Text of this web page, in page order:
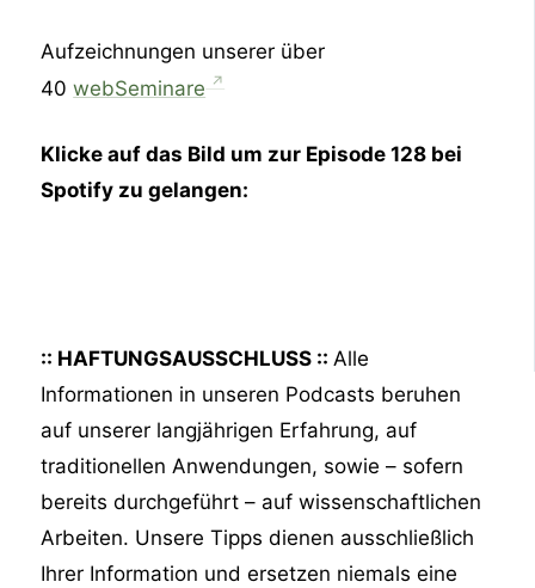
Aufzeichnungen unserer über
40webSeminare
Klicke auf das Bild um zur Episode 128 bei
Spotify zu gelangen:
:: HAFTUNGSAUSSCHLUSS ::Alle
Informationen in unseren Podcasts beruhen
auf unserer langjährigen Erfahrung, auf
traditionellen Anwendungen, sowie – sofern
bereits durchgeführt – auf wissenschaftlichen
Arbeiten. Unsere Tipps dienen ausschließlich
Ihrer Information und ersetzen niemals eine